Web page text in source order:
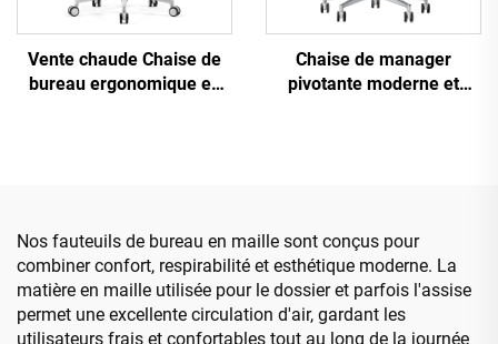
Vente chaude Chaise de
bureau ergonomique en
Chaise de manager
pivotante moderne et
Nos fauteuils de bureau en maille sont conçus pour
combiner confort, respirabilité et esthétique moderne. La
matière en maille utilisée pour le dossier et parfois l'assise
permet une excellente circulation d'air, gardant les
utilisateurs frais et confortables tout au long de la journée